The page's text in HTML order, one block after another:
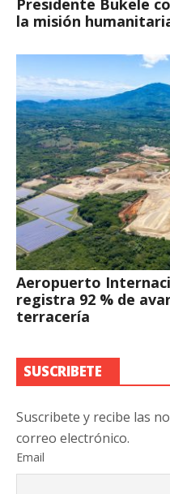
Presidente Bukele
la misión
Aeropuerto
registra 92 % de
terracería
SUSCRIBETE
Suscribete y recibe las
correo electrónico.
Email